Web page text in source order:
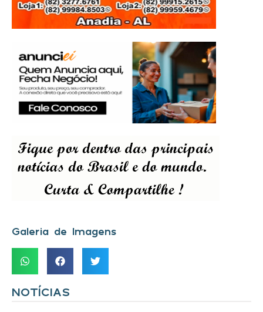
Galeria de Imagens
NOTÍCIAS